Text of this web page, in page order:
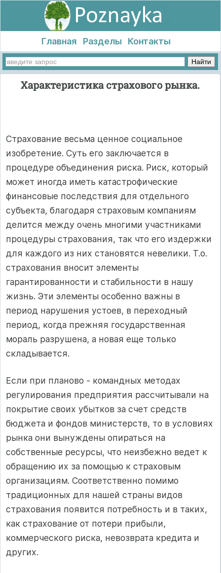
Главная Разделы Контакты
Характеристика страхового рынка.
Страхование весьма ценное социальное
изобретение. Суть его заключается в
процедуре объединения риска. Риск, который
может иногда иметь катастрофические
финансовые последствия для отдельного
субъекта, благодаря страховым компаниям
делится между очень многими участниками
процедуры страхования, так что его издержки
для каждого из них становятся невелики. Т.о.
страхования вносит элементы
гарантированности и стабильности в нашу
жизнь. Эти элементы особенно важны в
период нарушения устоев, в переходный
период, когда прежняя государственная
мораль разрушена, а новая еще только
складывается.
Если при планово - командных методах
регулирования предприятия рассчитывали на
покрытие своих убытков за счет средств
бюджета и фондов министерств, то в условиях
рынка они вынуждены опираться на
собственные ресурсы, что неизбежно ведет к
обращению их за помощью к страховым
организациям. Соответственно помимо
традиционных для нашей страны видов
страхования появится потребность и в таких,
как страхование от потери прибыли,
коммерческого риска, невозврата кредита и
других.